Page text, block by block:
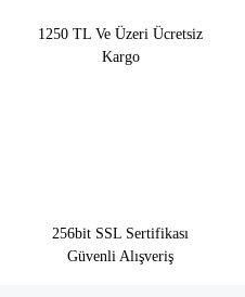
1250 TL Ve Üzeri Ücretsiz
Kargo
256bit SSL Sertifikası
Güvenli Alışveriş